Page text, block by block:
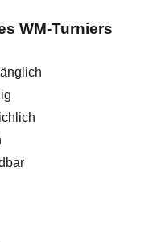
WM-Turniers